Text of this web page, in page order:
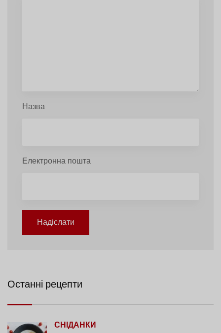
Назва
Електронна пошта
Надіслати
Останні рецепти
СНІДАНКИ